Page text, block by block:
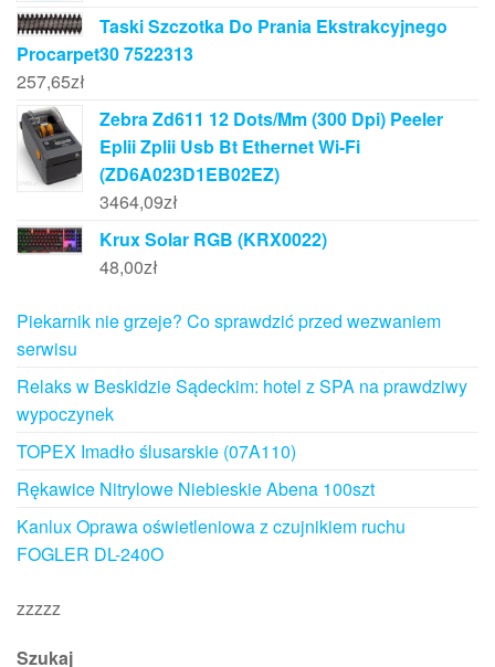
Taski Szczotka Do Prania Ekstrakcyjnego
Procarpet30 7522313
257,65zł
Zebra Zd611 12 Dots/Mm (300 Dpi) Peeler
Eplii Zplii Usb Bt Ethernet Wi-Fi
(ZD6A023D1EB02EZ)
3464,09zł
Krux Solar RGB (KRX0022)
48,00zł
Piekarnik nie grzeje? Co sprawdzić przed wezwaniem
serwisu
Relaks w Beskidzie Sądeckim: hotel z SPA na prawdziwy
wypoczynek
TOPEX Imadło ślusarskie (07A110)
Rękawice Nitrylowe Niebieskie Abena 100szt
Kanlux Oprawa oświetleniowa z czujnikiem ruchu
FOGLER DL-240O
zzzzz
Szukaj